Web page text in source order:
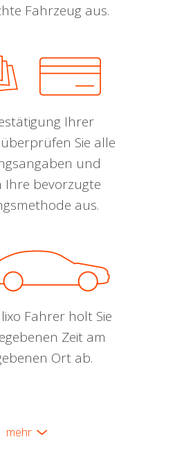
Fahrzeug aus.
Ihrer
Sie alle
und
Ihre bevorzugte
aus.
Fahrer holt Sie
Zeit am
Ort ab.
mehr